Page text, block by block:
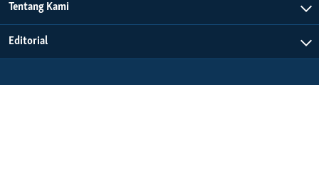
Tentang Kami
Editorial